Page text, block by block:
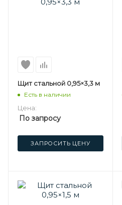
Щит стальной 0,95×3,3 м
Есть в наличии
Цена:
По запросу
ЗАПРОСИТЬ ЦЕНУ